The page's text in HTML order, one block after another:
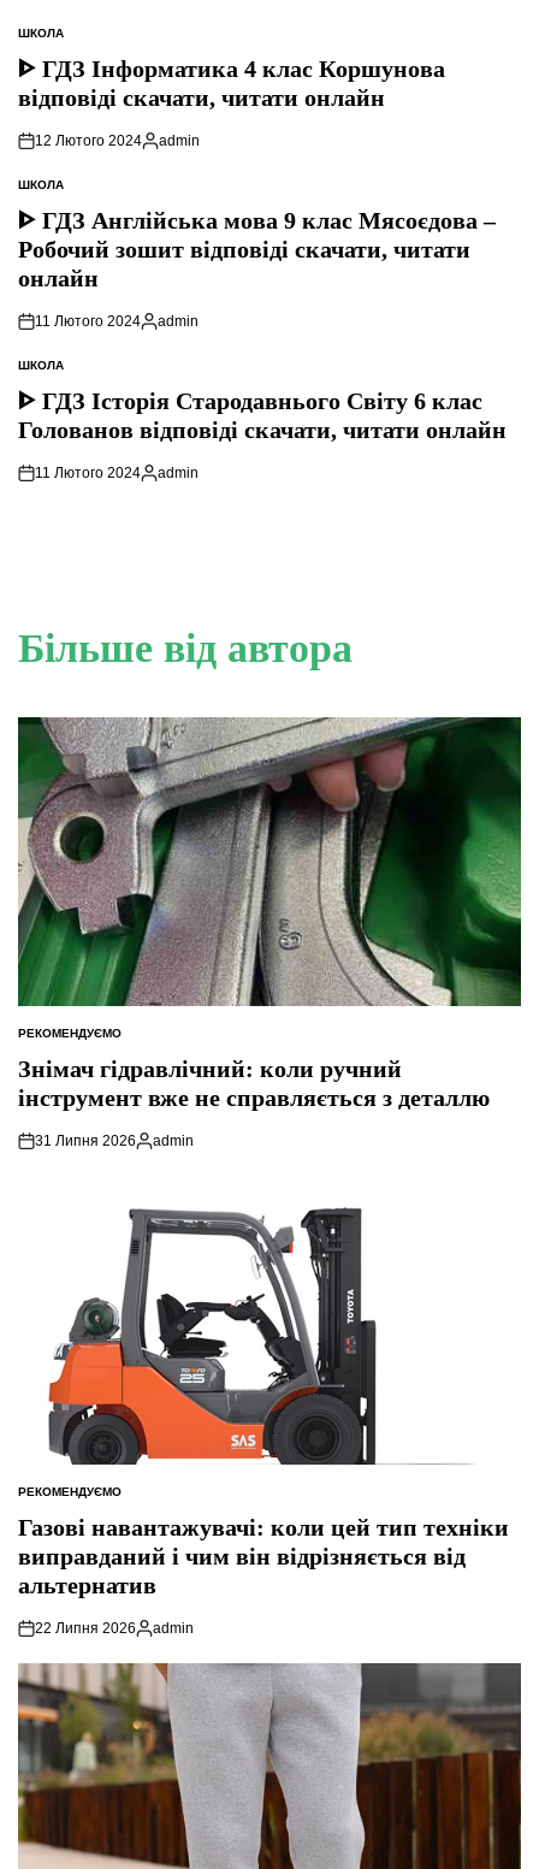
ОПУБЛІКУВАТИ
У
ШКОЛА
ᐈ ГДЗ Інформатика 4 клас Коршунова
відповіді скачати, читати онлайн
12 Лютого 2024
Опубліковано
admin
ОПУБЛІКУВАТИ
У
ШКОЛА
ᐈ ГДЗ Англійська мова 9 клас Мясоєдова –
Робочий зошит відповіді скачати, читати
онлайн
11 Лютого 2024
Опубліковано
admin
ОПУБЛІКУВАТИ
У
ШКОЛА
ᐈ ГДЗ Історія Стародавнього Свiту 6 клас
Голованов відповіді скачати, читати онлайн
11 Лютого 2024
Опубліковано
admin
Більше від автора
ОПУБЛІКУВАТИ
РЕКОМЕНДУЄМО
Знімач гідравлічний: коли ручний
інструмент вже не справляється з деталлю
31 Липня 2026
Опубліковано
admin
ОПУБЛІКУВАТИ
РЕКОМЕНДУЄМО
Газові навантажувачі: коли цей тип техніки
виправданий і чим він відрізняється від
альтернатив
22 Липня 2026
Опубліковано
admin